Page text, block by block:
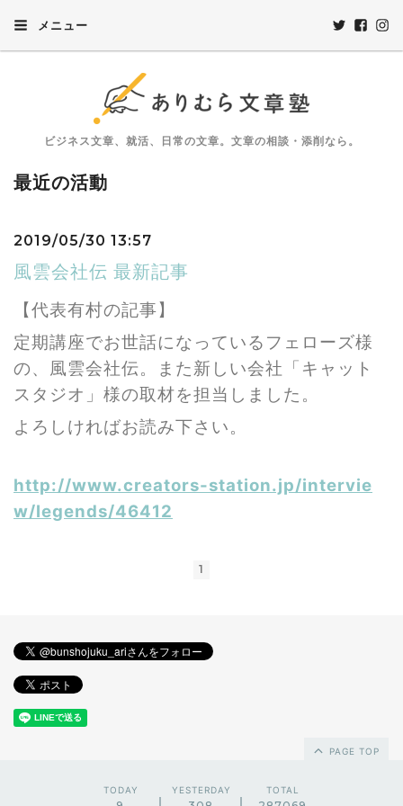
メニュー
ビジネス文章、就活、日常の文章。文章の相談・添削なら。
最近の活動
2019/05/30 13:57
風雲会社伝 最新記事
【代表有村の記事】
定期講座でお世話になっているフェローズ様
の、風雲会社伝。また新しい会社「キャット
スタジオ」様の取材を担当しました。
よろしければお読み下さい。
http://www.creators-station.jp/intervie
w/legends/46412
1
PAGE TOP
TODAY YESTERDAY TOTAL